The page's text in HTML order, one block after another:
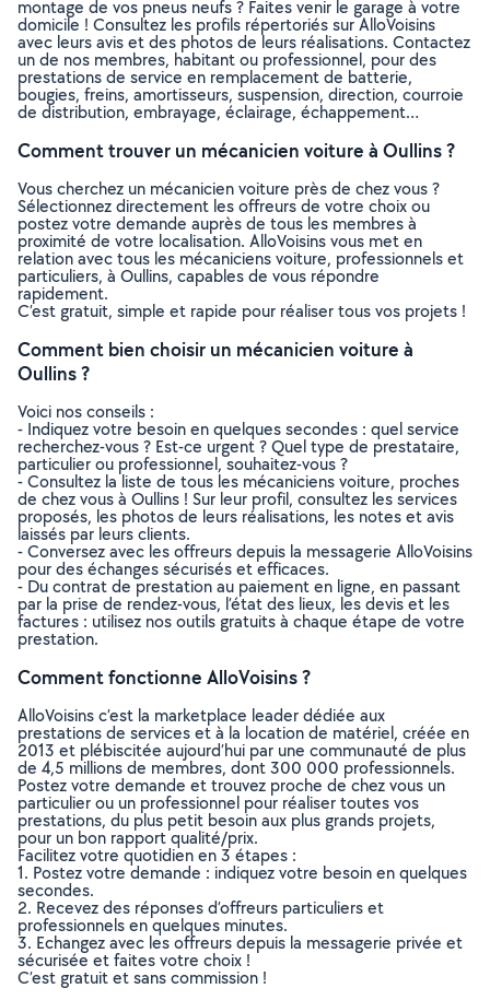
montage de vos pneus neufs ? Faites venir le garage à votre
domicile ! Consultez les profils répertoriés sur AlloVoisins
avec leurs avis et des photos de leurs réalisations. Contactez
un de nos membres, habitant ou professionnel, pour des
prestations de service en remplacement de batterie,
bougies, freins, amortisseurs, suspension, direction, courroie
de distribution, embrayage, éclairage, échappement…
Comment trouver un mécanicien voiture à Oullins ?
Vous cherchez un mécanicien voiture près de chez vous ?
Sélectionnez directement les offreurs de votre choix ou
postez votre demande auprès de tous les membres à
proximité de votre localisation. AlloVoisins vous met en
relation avec tous les mécaniciens voiture, professionnels et
particuliers, à Oullins, capables de vous répondre
rapidement.
C’est gratuit, simple et rapide pour réaliser tous vos projets !
Comment bien choisir un mécanicien voiture à
Oullins ?
Voici nos conseils :
- Indiquez votre besoin en quelques secondes : quel service
recherchez-vous ? Est-ce urgent ? Quel type de prestataire,
particulier ou professionnel, souhaitez-vous ?
- Consultez la liste de tous les mécaniciens voiture, proches
de chez vous à Oullins ! Sur leur profil, consultez les services
proposés, les photos de leurs réalisations, les notes et avis
laissés par leurs clients.
- Conversez avec les offreurs depuis la messagerie AlloVoisins
pour des échanges sécurisés et efficaces.
- Du contrat de prestation au paiement en ligne, en passant
par la prise de rendez-vous, l’état des lieux, les devis et les
factures : utilisez nos outils gratuits à chaque étape de votre
prestation.
Comment fonctionne AlloVoisins ?
AlloVoisins c’est la marketplace leader dédiée aux
prestations de services et à la location de matériel, créée en
2013 et plébiscitée aujourd’hui par une communauté de plus
de 4,5 millions de membres, dont 300 000 professionnels.
Postez votre demande et trouvez proche de chez vous un
particulier ou un professionnel pour réaliser toutes vos
prestations, du plus petit besoin aux plus grands projets,
pour un bon rapport qualité/prix.
Facilitez votre quotidien en 3 étapes :
1. Postez votre demande : indiquez votre besoin en quelques
secondes.
2. Recevez des réponses d’offreurs particuliers et
professionnels en quelques minutes.
3. Echangez avec les offreurs depuis la messagerie privée et
sécurisée et faites votre choix !
C’est gratuit et sans commission !